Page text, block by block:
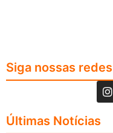
Siga nossas redes
Últimas Notícias